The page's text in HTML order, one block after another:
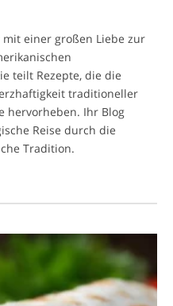
mit einer großen Liebe zur
teilt Rezepte, die die
traditioneller
hervorheben. Ihr Blog
Reise durch die
Tradition.